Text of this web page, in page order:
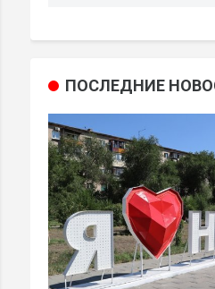
ПОСЛЕДНИЕ